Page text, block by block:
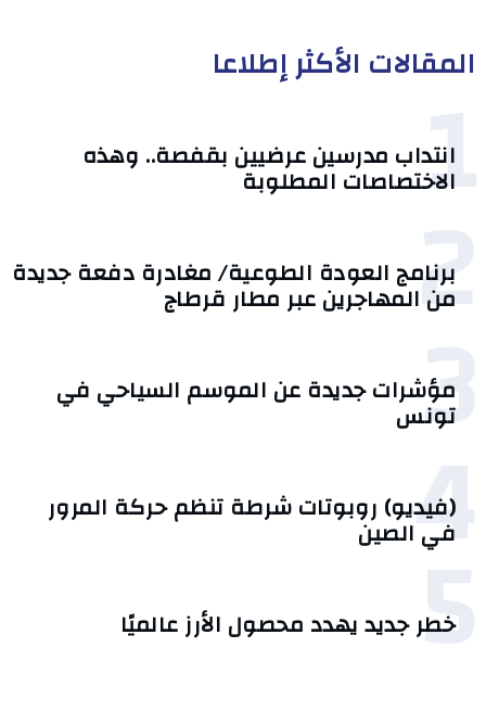
المقالات الأكثر إطلاعا
1
انتداب مدرسين عرضيين بقفصة.. وهذه
الاختصاصات المطلوبة
2
برنامج العودة الطوعية/ مغادرة دفعة جديدة
من المهاجرين عبر مطار قرطاج
3
مؤشرات جديدة عن الموسم السياحي في
تونس
4
(فيديو) روبوتات شرطة تنظم حركة المرور
في الصين
5
خطر جديد يهدد محصول الأرز عالميًا